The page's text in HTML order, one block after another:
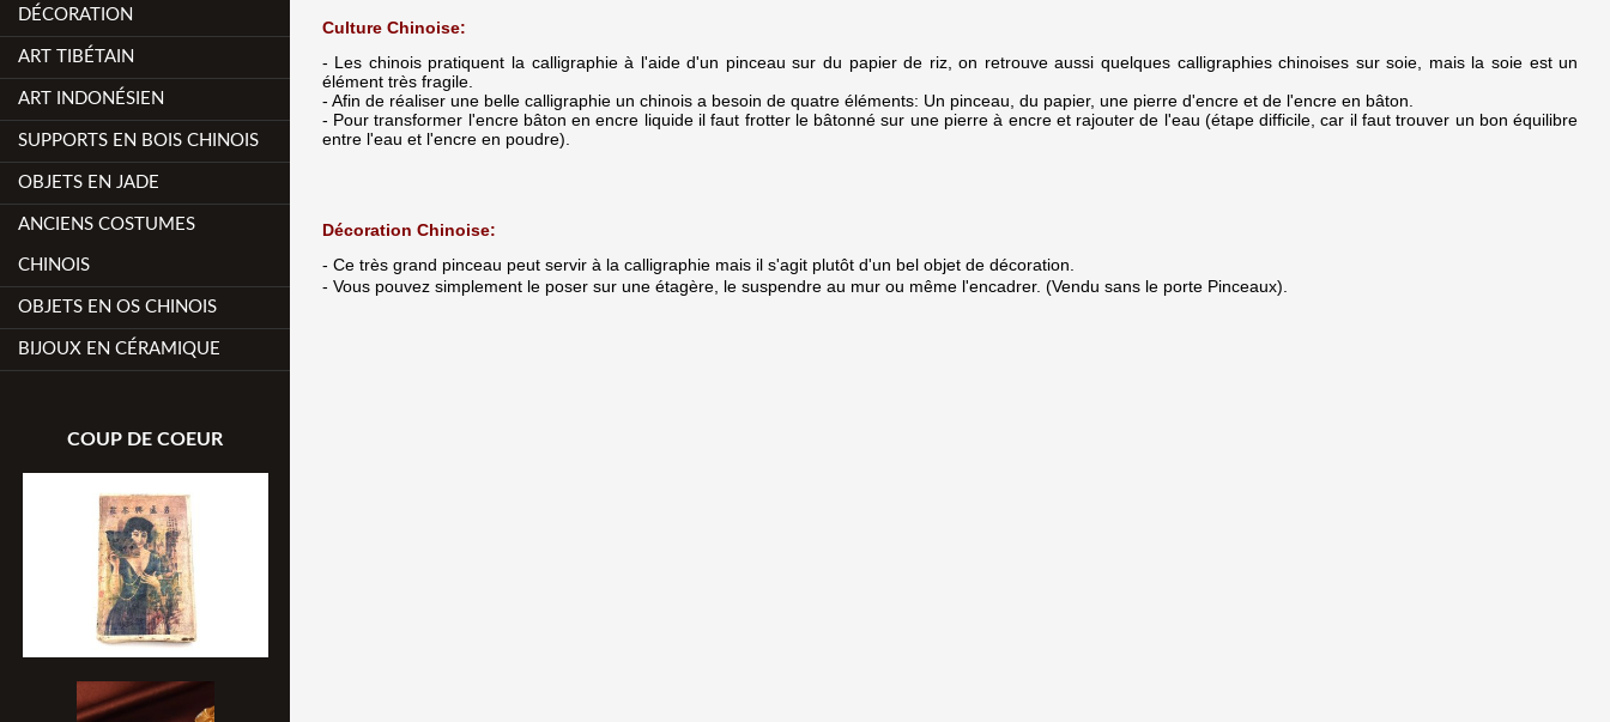
DÉCORATION
ART TIBÉTAIN
ART INDONÉSIEN
SUPPORTS EN BOIS CHINOIS
OBJETS EN JADE
ANCIENS COSTUMES
CHINOIS
OBJETS EN OS CHINOIS
BIJOUX EN CÉRAMIQUE
COUP DE COEUR
Culture Chinoise:
- Les chinois pratiquent la calligraphie à l'aide d'un pinceau sur du papier de riz, on retrouve aussi quelques calligraphies chinoises sur soie, mais la soie est un
élément très fragile.
- Afin de réaliser une belle calligraphie un chinois a besoin de quatre éléments: Un pinceau, du papier, une pierre d'encre et de l'encre en bâton.
- Pour transformer l'encre bâton en encre liquide il faut frotter le bâtonné sur une pierre à encre et rajouter de l'eau (étape difficile, car il faut trouver un bon équilibre
entre l'eau et l'encre en poudre).
Décoration Chinoise:
- Ce très grand pinceau peut servir à la calligraphie mais il s'agit plutôt d'un bel objet de décoration.
- Vous pouvez simplement le poser sur une étagère, le suspendre au mur ou même l'encadrer. (Vendu sans le porte Pinceaux).